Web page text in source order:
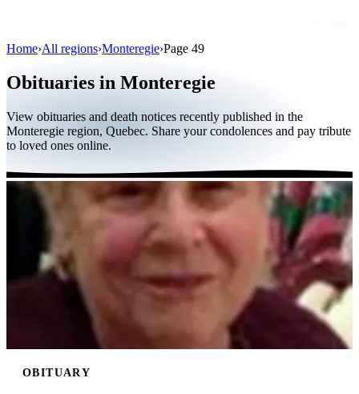
Public figures
Quebec
Canada
International
By region
Funeral homes
Home›All regions›Monteregie›Page 49
Obituaries in Monteregie
View obituaries and death notices recently published in the
Monteregie region, Quebec. Share your condolences and pay tribute
to loved ones online.
OBITUARY